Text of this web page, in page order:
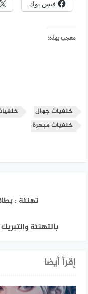
فيس بوك
معجب بهذه:
خلفيات جوال
خلفيات مبهرة
تهنئة :
بالتهنئة
إقرأ أيضا